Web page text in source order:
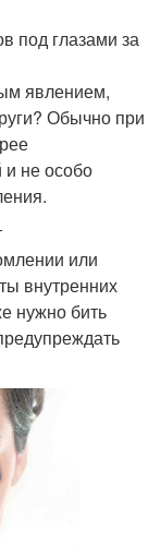
под глазами за
явлением,
Обычно при
и не особо
или
внутренних
нужно бить